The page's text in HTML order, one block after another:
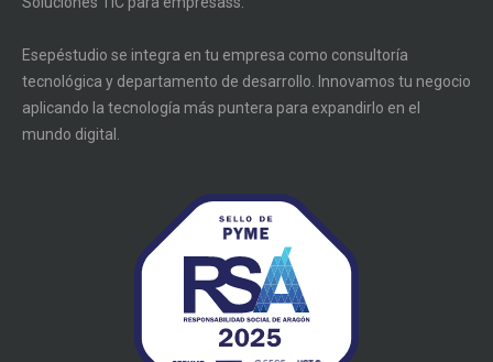
Esepéstudio se integra en tu empresa como consultoría
tecnológica y departamento de desarrollo. Innovamos tu negocio
aplicando la tecnología más puntera para expandirlo en el
mundo digital.